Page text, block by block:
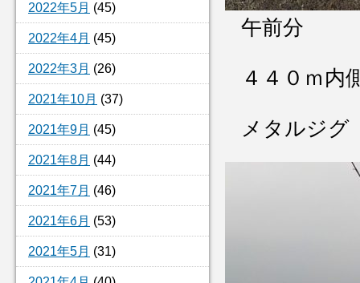
2022年5月 (45)
2022年4月 (45)
2022年3月 (26)
2021年10月 (37)
2021年9月 (45)
2021年8月 (44)
2021年7月 (46)
2021年6月 (53)
2021年5月 (31)
午前分
４４０ｍ
メタルジグ